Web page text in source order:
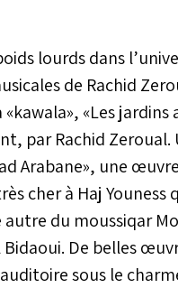
lourds dans
de Rachid
«Les
par Rachid
Arabane», une
cher à Haj
du moussiqar
De belles
sous le